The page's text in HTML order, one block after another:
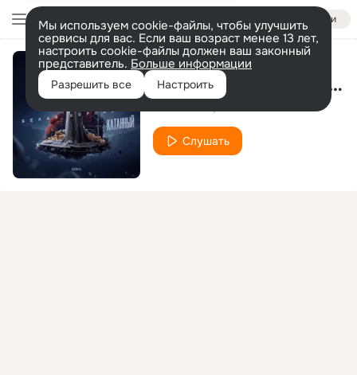
Войти
Мы используем cookie-файлы, чтобы улучшить
сервисы для вас. Если ваш возраст менее 13 лет,
настроить cookie-файлы должен ваш законный
представитель. Больше информации
Разрешить все Настроить Белая королева (Remix)
Слушать